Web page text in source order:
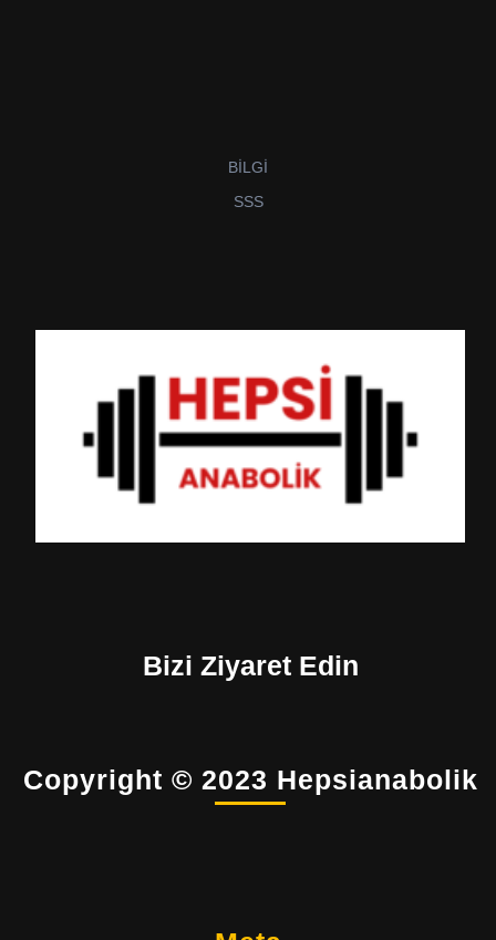
BİLGİ
SSS
Bizi Ziyaret Edin
Copyright © 2023 Hepsianabolik